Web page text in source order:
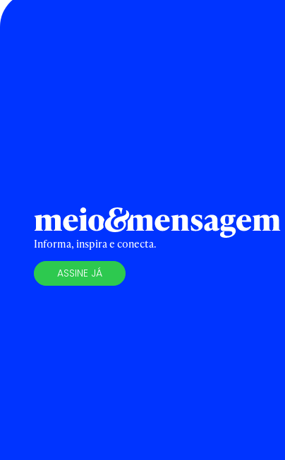
Informa, inspira e conecta.
ASSINE JÁ